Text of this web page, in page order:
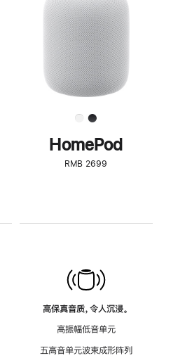
了
解
HomePod<
HomePod
RMB 2699
高保真音质，令人沉浸。
高振幅低音单元
五高音单元波束成形阵列